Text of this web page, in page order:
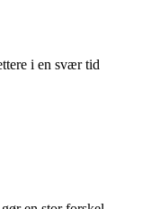
i en svær tid